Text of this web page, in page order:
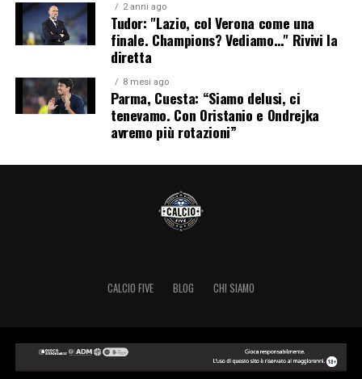
2 anni ago
Tudor: "Lazio, col Verona come una
finale. Champions? Vediamo…" Rivivi la
diretta
8 mesi ago
Parma, Cuesta: “Siamo delusi, ci
tenevamo. Con Oristanio e Ondrejka
avremo più rotazioni”
CALCIO FIVE BLOG CHI SIAMO